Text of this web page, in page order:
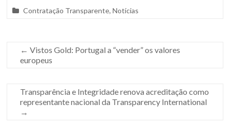
Contratação Transparente,Notícias
← Vistos Gold: Portugal a “vender” os valores
europeus
Transparência e Integridade renova acreditação como
representante nacional da Transparency International
→